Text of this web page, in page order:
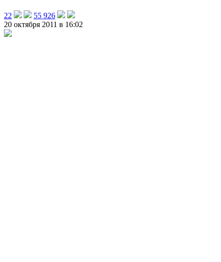
22
55 926
20 октября 2011 в 16:02